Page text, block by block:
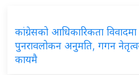
कांग्रेसको आधिकारिकता विवादमा
पुनरावलोकन अनुमति, गगन
कायमै